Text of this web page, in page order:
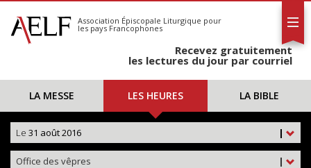
S'abonner
Calendrier
Association Épiscopale Liturgique pour
les pays Francophones
Recevez gratuitement
les lectures du jour par courriel
LA MESSE LES HEURES LA BIBLE
|
Le 31 août 2016
|
Office des vêpres